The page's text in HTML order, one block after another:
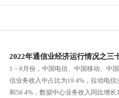
会员动态 产业发展
2022年通信业经济运行情况之三
1－8月份，中国电信、中国移动、中
信业务收入中占比为19 4%，拉动电
和56 4%，数据中心业务收入同比增长